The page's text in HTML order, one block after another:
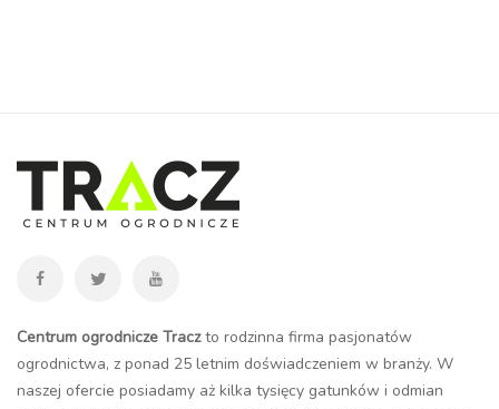
Centrum ogrodnicze Traczto rodzinna firma pasjonatów
ogrodnictwa, z ponad 25 letnim doświadczeniem w branży. W
naszej ofercie posiadamy aż kilka tysięcy gatunków i odmian